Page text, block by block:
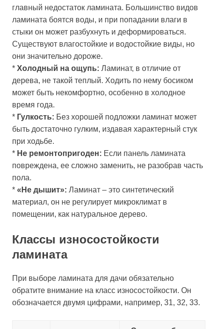
главный недостаток ламината. Большинство видов
ламината боятся воды, и при попадании влаги в
стыки он может разбухнуть и деформироваться.
Существуют влагостойкие и водостойкие виды, но
они значительно дороже.
* Холодный на ощупь: Ламинат, в отличие от
дерева, не такой теплый. Ходить по нему босиком
может быть некомфортно, особенно в холодное
время года.
* Гулкость: Без хорошей подложки ламинат может
быть достаточно гулким, издавая характерный стук
при ходьбе.
* Не ремонтопригоден: Если панель ламината
повреждена, ее сложно заменить, не разобрав часть
пола.
* «Не дышит»: Ламинат – это синтетический
материал, он не регулирует микроклимат в
помещении, как натуральное дерево.
Классы износостойкости
ламината
При выборе ламината для дачи обязательно
обратите внимание на класс износостойкости. Он
обозначается двумя цифрами, например, 31, 32, 33.